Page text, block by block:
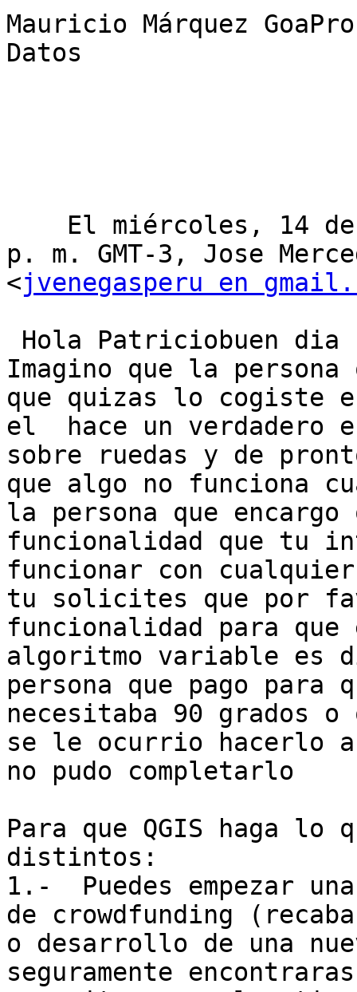
Mauricio Márquez
Datos
p. m. GMT-3, Jose
<jvenegasperu en
Imagino que la
que quizas lo cogiste
el  hace un verdadero
sobre ruedas y de
que algo no funciona
la persona que
funcionalidad que tu
funcionar con
tu solicites que por
funcionalidad para
algoritmo variable es
persona que pago
necesitaba 90 grados o
se le ocurrio hacerlo
no pudo completarlo
Para que QGIS haga lo
distintos:
1.-  Puedes empezar una
de crowdfunding
o desarrollo de una
seguramente